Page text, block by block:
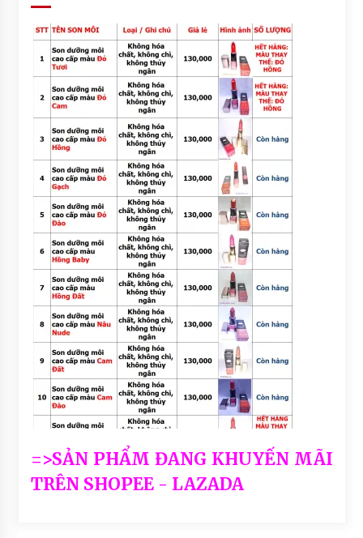
=>SẢN PHẨM ĐANG KHUYẾN MÃI
TRÊN SHOPEE - LAZADA